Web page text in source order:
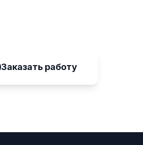
Заказать работу